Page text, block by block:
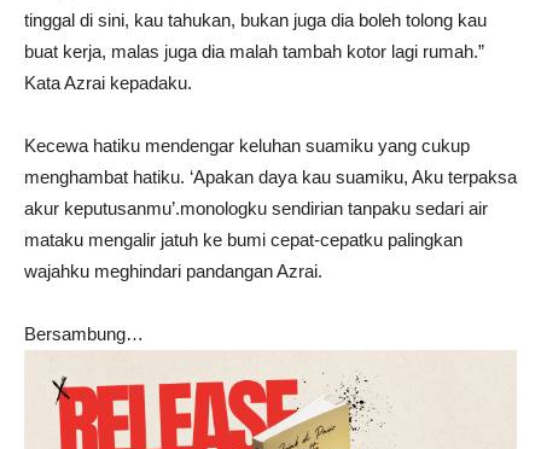
tinggal di sini, kau tahukan, bukan juga dia boleh tolong kau
buat kerja, malas juga dia malah tambah kotor lagi rumah.”
Kata Azrai kepadaku.
Kecewa hatiku mendengar keluhan suamiku yang cukup
menghambat hatiku. ‘Apakan daya kau suamiku, Aku terpaksa
akur keputusanmu’.monologku sendirian tanpaku sedari air
mataku mengalir jatuh ke bumi cepat-cepatku palingkan
wajahku meghindari pandangan Azrai.
Bersambung…